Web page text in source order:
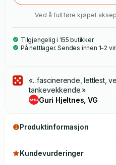
Ved å fullføre kjøpet
Tilgjengelig i 155 butikker
På nettlager. Sendes innen 1-2
«...fascinerende, lettlest,
tankevekkende.»
Guri Hjeltnes, VG
Produktinformasjon
Kundevurderinger